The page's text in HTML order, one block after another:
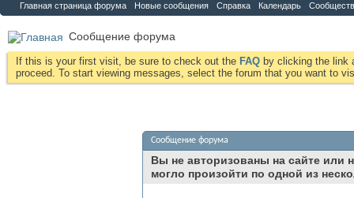
Главная страница форума Новые сообщения Справка Календарь
Сообщение форума
If this is your first visit, be sure to check out the FAQ by clicking the link
proceed. To start viewing messages, select the forum that you want to
Сообщение форума
Вы не авторизованы на сайте или
могло произойти по одной из